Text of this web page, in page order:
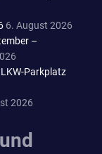
6. August 2026
–
Parkplatz
2026